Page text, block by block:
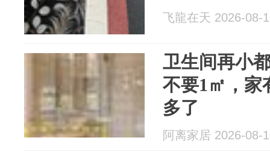
飞龍在天 2026-08-
卫生间再小
不要1㎡，家
多了
阿离家居 2026-08-